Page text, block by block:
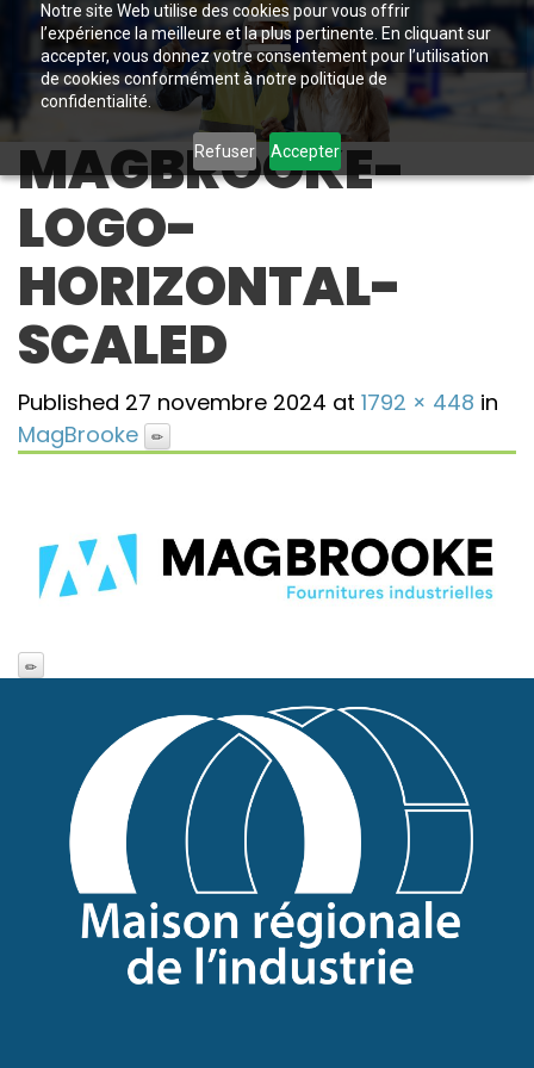
Notre site Web utilise des cookies pour vous offrir
l’expérience la meilleure et la plus pertinente. En cliquant sur
accepter, vous donnez votre consentement pour l’utilisation
de cookies conformément à notre politique de
confidentialité.
Refuser Accepter
MAGBROOKE-
LOGO-
HORIZONTAL-
SCALED
Published 27 novembre 2024 at 1792 × 448 in
MagBrooke